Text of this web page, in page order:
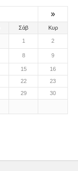
»
Σάβ Κυρ
1 2
8 9
15
16
22
23
29 30